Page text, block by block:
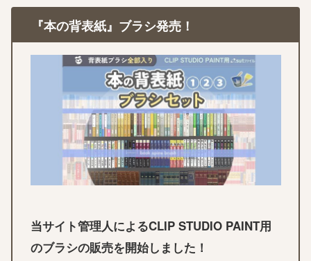
『本の背表紙』ブラシ発売！
当サイト管理人によるCLIP STUDIO PAINT用
のブラシの販売を開始しました！